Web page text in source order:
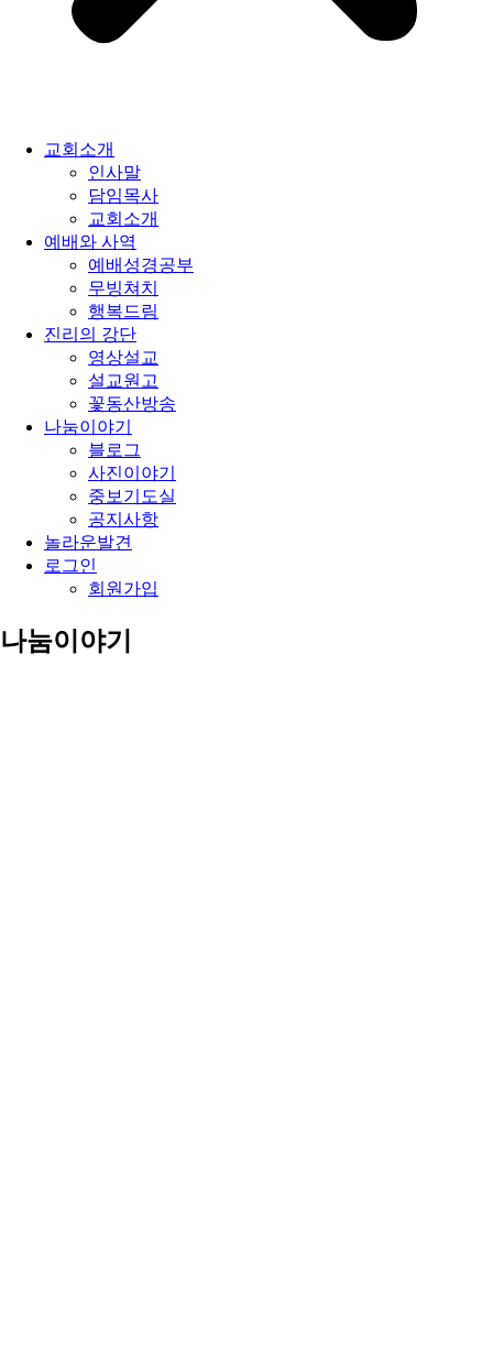
교회소개
인사말
담임목사
교회소개
예배와 사역
예배성경공부
무빙쳐치
행복드림
진리의 강단
영상설교
설교원고
꽃동산방송
나눔이야기
블로그
사진이야기
중보기도실
공지사항
놀라운발견
로그인
회원가입
나눔이야기